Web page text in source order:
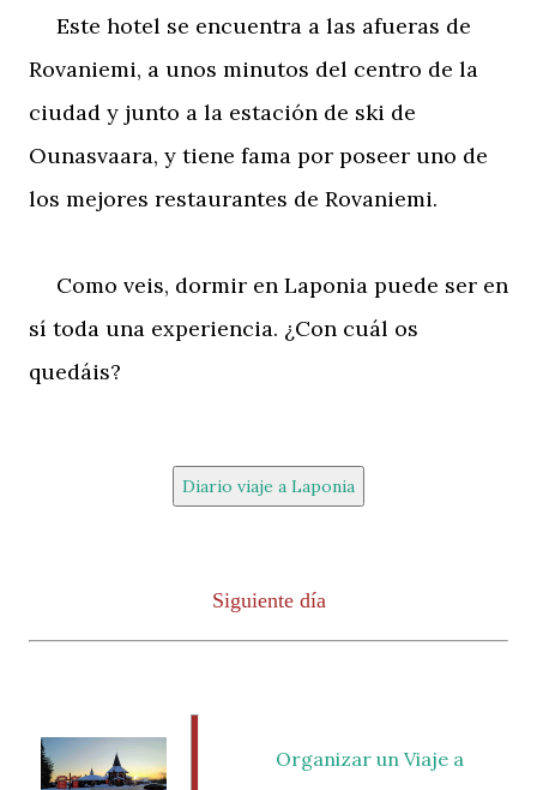
Este hotel se encuentra a las afueras de
Rovaniemi, a unos minutos del centro de la
ciudad y junto a la estación de ski de
Ounasvaara, y tiene fama por poseer uno de
los mejores restaurantes de Rovaniemi.
Como veis, dormir en Laponia puede ser en
sí toda una experiencia. ¿Con cuál os
quedáis?
Diario viaje a Laponia
Siguiente día
Organizar un Viaje a